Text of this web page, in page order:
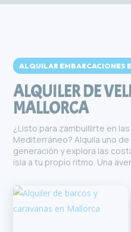
ALQUILAR EMBARCACIONES
ALQUILER DE
MALLORCA
¿Listo para zambuillirte en
Mediterráneo? Alquila uno
generación y explora las
isla a tu propio ritmo. Una